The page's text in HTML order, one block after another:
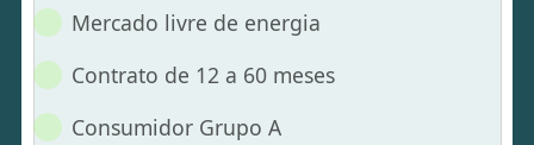
Mercado livre de energia
Contrato de 12 a 60 meses
Consumidor Grupo A